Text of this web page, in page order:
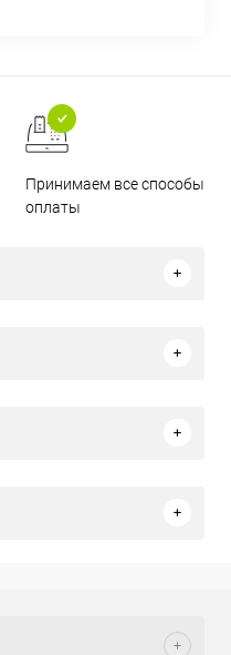
Принимаем все способы
оплаты